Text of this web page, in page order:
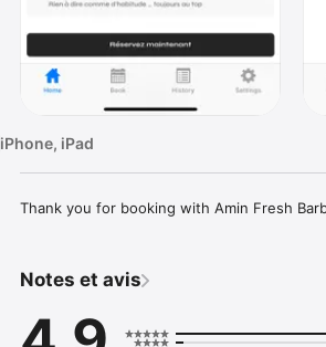
iPhone, iPad
Thank you for booking with Amin Fresh
Notes et avis